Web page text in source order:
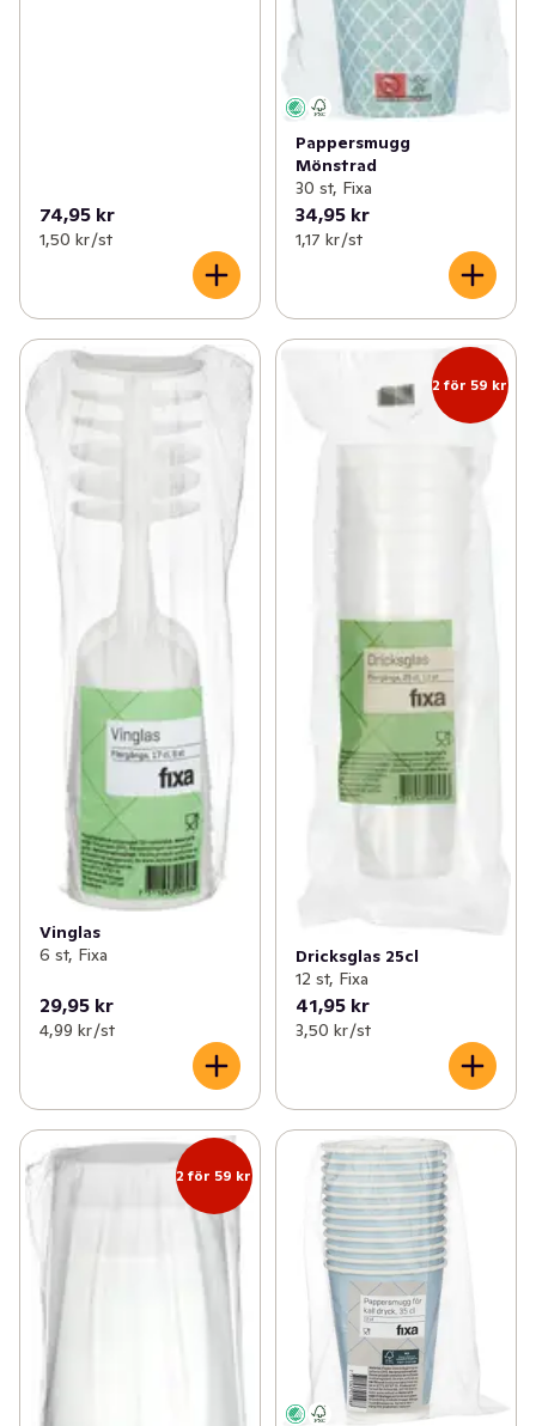
74,95 kr
1,50 kr /st
Pappersmugg
Mönstrad
30 st, Fixa
34,95 kr
1,17 kr /st
Vinglas
6 st, Fixa
29,95 kr
4,99 kr /st
2 för 59 kr
Dricksglas 25cl
12 st, Fixa
41,95 kr
3,50 kr /st
2 för 59 kr